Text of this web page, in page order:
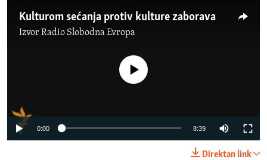
Kulturom sećanja protiv kulture zaborava
IzvorRadio Slobodna Evropa
No media source currently available
0:00 8:39
Direktan link